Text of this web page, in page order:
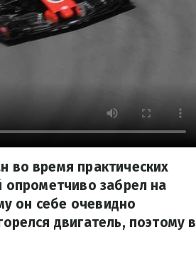
во время практических
опрометчиво забрел на
он себе очевидно
двигатель, поэтому в